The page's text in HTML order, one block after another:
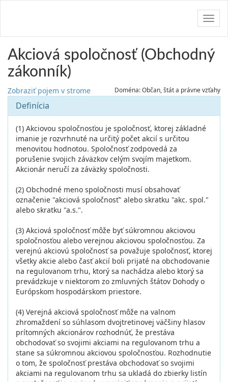
Akciová spoločnosť (Obchodný
zákonník)
Zobraziť pojem v strome Doména: Občan, štát a právne vzťahy
Definícia
(1) Akciovou spoločnosťou je spoločnosť, ktorej základné
imanie je rozvrhnuté na určitý počet akcií s určitou
menovitou hodnotou. Spoločnosť zodpovedá za
porušenie svojich záväzkov celým svojím majetkom.
Akcionár neručí za záväzky spoločnosti.
(2) Obchodné meno spoločnosti musí obsahovať
označenie "akciová spoločnosť" alebo skratku "akc. spol."
alebo skratku "a.s.".
(3) Akciová spoločnosť môže byť súkromnou akciovou
spoločnosťou alebo verejnou akciovou spoločnosťou. Za
verejnú akciovú spoločnosť sa považuje spoločnosť, ktorej
všetky akcie alebo časť akcií boli prijaté na obchodovanie
na regulovanom trhu, ktorý sa nachádza alebo ktorý sa
prevádzkuje v niektorom zo zmluvných štátov Dohody o
Európskom hospodárskom priestore.
(4) Verejná akciová spoločnosť môže na valnom
zhromaždení so súhlasom dvojtretinovej väčšiny hlasov
prítomných akcionárov rozhodnúť, že prestáva
obchodovať so svojimi akciami na regulovanom trhu a
stane sa súkromnou akciovou spoločnosťou. Rozhodnutie
o tom, že spoločnosť prestáva obchodovať so svojimi
akciami na regulovanom trhu sa ukladá do zbierky listín